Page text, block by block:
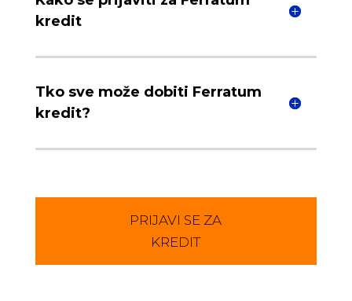
kredit
Tko sve može dobiti Ferratum
kredit?
PRIJAVI SE ZA
KREDIT